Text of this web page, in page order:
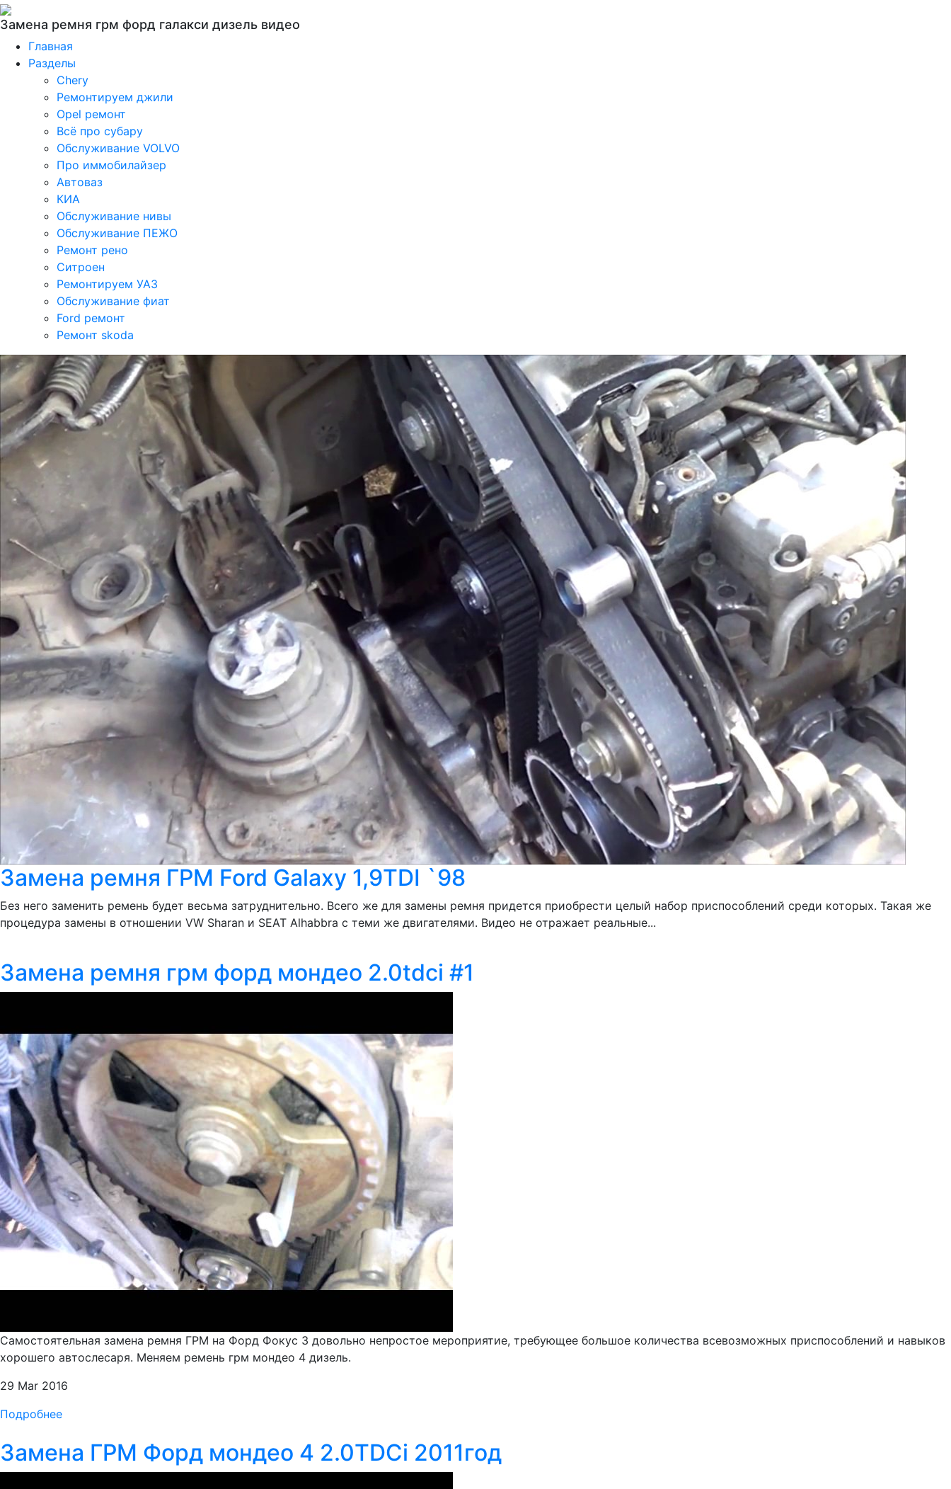
Замена ремня грм форд галакси дизель видео
Главная
Разделы
Chery
Ремонтируем джили
Opel ремонт
Всё про субару
Обслуживание VOLVO
Про иммобилайзер
Автоваз
КИА
Обслуживание нивы
Обслуживание ПЕЖО
Ремонт рено
Ситроен
Ремонтируем УАЗ
Обслуживание фиат
Ford ремонт
Ремонт skoda
Замена ремня ГРМ Ford Galaxy 1,9TDI `98
Без него заменить ремень будет весьма затруднительно. Всего же для замены ремня придется приобрести целый набор приспособлений среди которых. Такая же
процедура замены в отношении VW Sharan и SEAT Alhabbra с теми же двигателями. Видео не отражает реальные...
Замена ремня грм форд мондео 2.0tdci #1
Самостоятельная замена ремня ГРМ на Форд Фокус 3 довольно непростое мероприятие, требующее большое количества всевозможных приспособлений и навыков
хорошего автослесаря. Меняем ремень грм мондео 4 дизель.
29 Mar 2016
Подробнее
Замена ГРМ Форд мондео 4 2.0TDCi 2011год